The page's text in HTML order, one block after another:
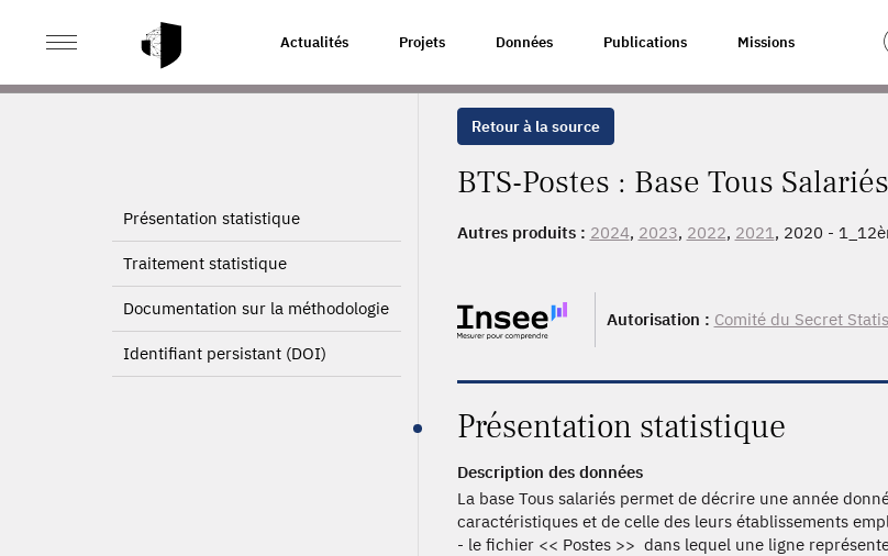
Actualités Projets Données Publications Missions
ACCUEIL PAGE PRODUIT
Présentation statistique
Traitement statistique
Documentation sur la méthodologie
Identifiant persistant (DOI)
Retour à la source
BTS-Postes : Base Tous
Autres produits : 2024, 2023, 2022, 2021, 2020 -
1_12ème, 2008, 2007 - 1_12ème, 2007, 2006 -
2004, 2003, 2002, 2001, 2000, 1999, 1998, 1997,
Autorisation : Comité du Secret
Présentation statistique
Description des données
La base Tous salariés permet de décrire une année
caractéristiques et de celle des leurs établissements
- le fichier << Postes >> dans lequel une ligne